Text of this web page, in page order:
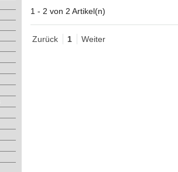
1 - 2 von 2 Artikel(n)
Zurück 1 Weiter